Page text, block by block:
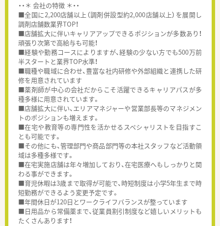
・・＊ 会社の特徴 ＊・・
■全国に2,200店舗以上（調剤併設型約2,000店舗以上）を展開し
調剤店舗数業界TOP！
■店舗拡大に伴いキャリアアップできるポジションが多数あり！
頑張り次第で高給与も可能！
■経験や勤務コースによりますが、経験の少ない方でも500万前
半スタートと業界TOP水準！
■職種や職域に合わせ、豊富な社内研修や外部組織と連携した研
修を用意されています
■薬剤師が中心の会社だからこそ活躍できるキャリアパスが多
種多様に用意されています。
■店舗拡大に伴い、エリアマネジャーや営業部長等のマネジメン
トのポジションも増えます。
■在宅や教育等の専門性を活かせるスペシャリストを目指すこ
とも可能です。
■その他にも、管理部門や商品部門等の本社スタッフなど活動領
域は多種多様です。
■在宅実施店舗は年々増加しており、在宅医療へもしっかりと関
わる事ができます。
■育児休暇は3歳まで取得が可能で、時短制度は小学5年生まで時
短勤務ができるよう変更予定です。
■年間休日が120日とワークライフバランスが整っています
■日用品から常備薬まで、従業員割引制度など嬉しいメリットも
たくさんあります！